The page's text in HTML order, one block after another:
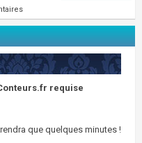
requise
que quelques minutes !